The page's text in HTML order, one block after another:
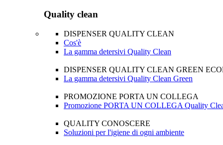
Quality clean
DISPENSER QUALITY CLEAN
Cos'è
La gamma detersivi Quality Clean
DISPENSER QUALITY CLEAN GREEN
La gamma detersivi Quality Clean Green
PROMOZIONE PORTA UN COLLEGA
Promozione PORTA UN COLLEGA Quality
QUALITY CONOSCERE
Soluzioni per l'igiene di ogni ambiente